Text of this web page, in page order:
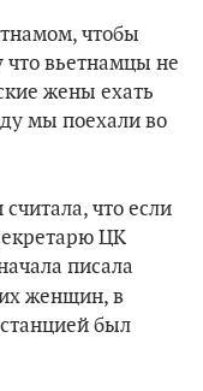
чтобы
что вьетнамцы не
жены ехать
мы поехали во
что если
ЦК
писала
женщин, в
был